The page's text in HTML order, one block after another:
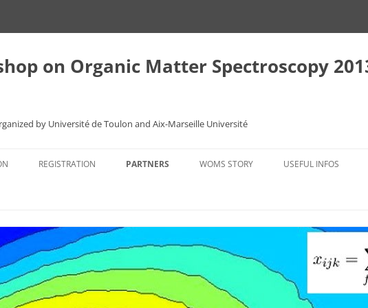
on Organic Matter Spectroscopy
by Université de Toulon and Aix-Marseille Université
REGISTRATION PARTNERS WOMS STORY
GRANADA 2010
NEXT WOMS
USEFUL INFOS
TOURISTIC